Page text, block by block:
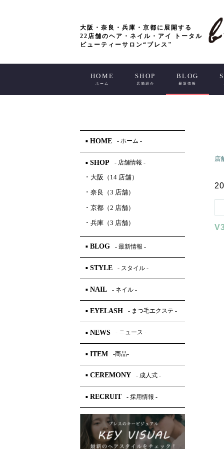
大阪・奈良・兵庫・京都に展開する
22店舗のヘア・ネイル・アイ トータル
ビューティーサロン“ブレス"
HOME
ホーム
SHOP
店舗紹介
BLOG
最新情報
店
■ HOME - ホーム -
■ SHOP - 店舗情報 -
･ 大阪（14 店舗）
･ 奈良（3 店舗）
･ 京都（2 店舗）
･ 兵庫（3 店舗）
■ BLOG - 最新情報 -
■ STYLE - スタイル -
■ NAIL - ネイル -
■ EYELASH - まつ毛エクステ -
■ NEWS - ニュース -
■ ITEM -商品-
■ CEREMONY - 成人式 -
■ RECRUIT - 採用情報 -